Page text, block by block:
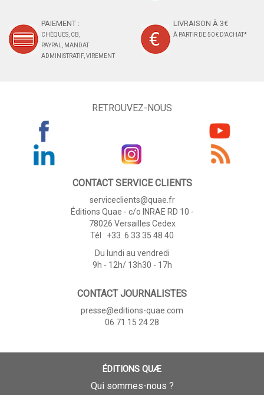
PAIEMENT :
CHÈQUES, CB,
PAYPAL, MANDAT
ADMINISTRATIF, VIREMENT
LIVRAISON À 3€
À PARTIR DE 50 € D'ACHAT*
RETROUVEZ-NOUS
CONTACT SERVICE CLIENTS
serviceclients@quae.fr
Éditions Quae - c/o INRAE RD 10 -
78026 Versailles Cedex
Tél : +33 6 33 35 48 40
Du lundi au vendredi
9h - 12h/ 13h30 - 17h
CONTACT JOURNALISTES
presse@editions-quae.com
06 71 15 24 28
ÉDITIONS QUÆ
Qui sommes-nous ?